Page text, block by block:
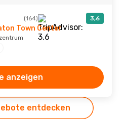
(164) 3,6
Town Center
anzeigen
entdecken